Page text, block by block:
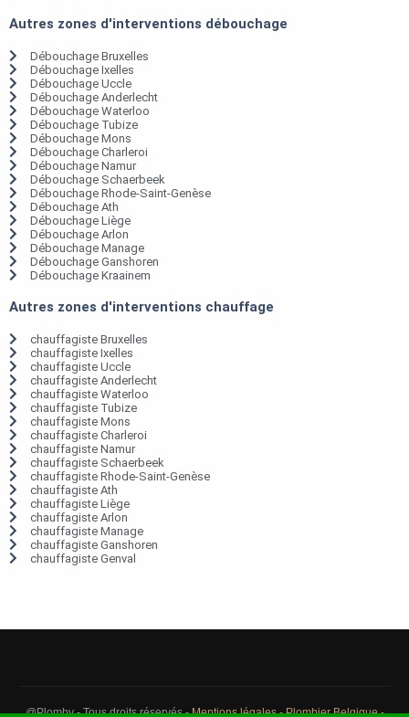
Autres zones d'interventions débouchage
Débouchage Bruxelles
Débouchage Ixelles
Débouchage Uccle
Débouchage Anderlecht
Débouchage Waterloo
Débouchage Tubize
Débouchage Mons
Débouchage Charleroi
Débouchage Namur
Débouchage Schaerbeek
Débouchage Rhode-Saint-Genèse
Débouchage Ath
Débouchage Liège
Débouchage Arlon
Débouchage Manage
Débouchage Ganshoren
Débouchage Kraainem
Autres zones d'interventions chauffage
chauffagiste Bruxelles
chauffagiste Ixelles
chauffagiste Uccle
chauffagiste Anderlecht
chauffagiste Waterloo
chauffagiste Tubize
chauffagiste Mons
chauffagiste Charleroi
chauffagiste Namur
chauffagiste Schaerbeek
chauffagiste Rhode-Saint-Genèse
chauffagiste Ath
chauffagiste Liège
chauffagiste Arlon
chauffagiste Manage
chauffagiste Ganshoren
chauffagiste Genval
@Plomby - Tous droits réservés -Mentions légales-Plombier Belgique-